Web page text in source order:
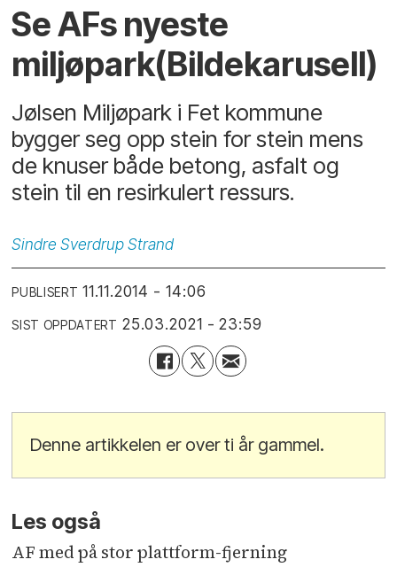
Se AFs nyeste
miljøpark(Bildekarusell)
Jølsen Miljøpark i Fet kommune
bygger seg opp stein for stein mens
de knuser både betong, asfalt og
stein til en resirkulert ressurs.
Sindre Sverdrup Strand
PUBLISERT 11.11.2014 - 14:06
SIST OPPDATERT 25.03.2021 - 23:59
Denne artikkelen er over ti år gammel.
Les også
AF med på stor plattform-fjerning